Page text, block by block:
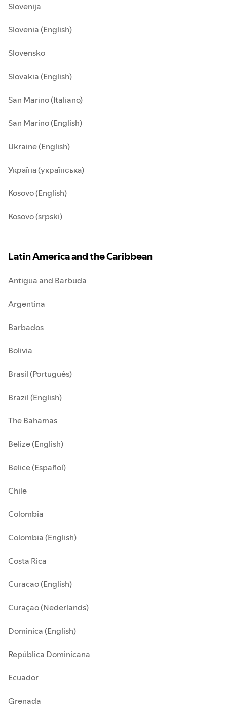
Slovenija
Slovenia (English)
Slovensko
Slovakia (English)
San Marino (Italiano)
San Marino (English)
Ukraine (English)
Україна (українська)
Kosovo (English)
Kosovo (srpski)
Latin America and the Caribbean
Antigua and Barbuda
Argentina
Barbados
Bolivia
Brasil (Português)
Brazil (English)
The Bahamas
Belize (English)
Belice (Español)
Chile
Colombia
Colombia (English)
Costa Rica
Curacao (English)
Curaçao (Nederlands)
Dominica (English)
República Dominicana
Ecuador
Grenada